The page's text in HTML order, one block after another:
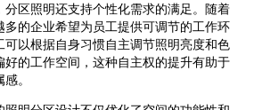
分区照明还支持个性化需求的满足。随着
的企业希望为员工提供可调节的工作环
以根据自身习惯自主调节照明亮度和色
的工作空间，这种自主权的提升有助于
。